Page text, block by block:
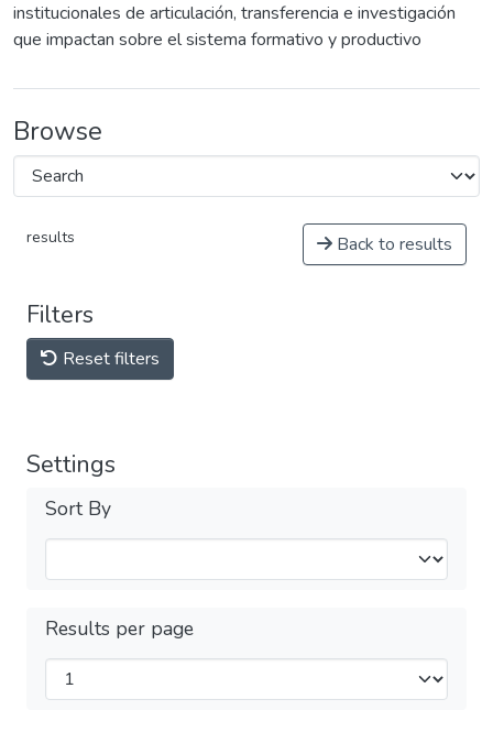
institucionales de articulación, transferencia e investigación
que impactan sobre el sistema formativo y productivo
Browse
results Back to results
Filters
Reset filters
Settings
Sort By
Results per page